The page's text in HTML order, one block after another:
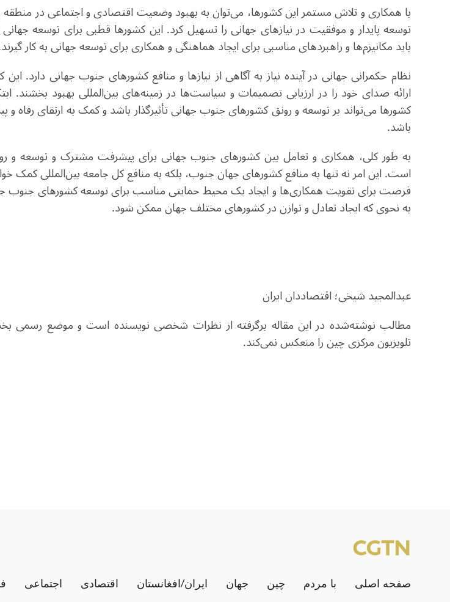
با همکاری و تلاش مستمر این کشورها، می‌توان به بهبود وضعیت اقتصادی و اجتماعی در
توسعه پایدار و موفقیت در نیازهای جهانی را تسهیل کرد. این کشورها قطبی برای توسعه
باید مکانیزم‌ها و راهبردهای مناسبی برای ایجاد هماهنگی و همکاری برای توسعه جهانی به کار گیرند
نظام حکمرانی جهانی در آینده نیاز به آگاهی از نیازها و منافع کشورهای جنوب جهانی دارد. این
ارائه صدای خود را در ارزیابی تصمیمات و سیاست‌ها در زمینه‌های بین‌المللی بهبود بخشند.
کشورها می‌تواند بر توسعه و رونق کشورهای جنوب جهانی تأثیرگذار باشد و کمک به ارتقای رفاه
باشد.
به طور کلی، همکاری و تعامل بین کشور‌های جنوب جهانی برای پیشرفت مشترک و توسعه و
است. این امر نه تنها به منافع کشورهای جهان جنوب، بلکه به منافع کل جامعه بین‌المللی کمک
فرصت برای تقویت همکاری‌ها و ایجاد یک محیط حمایتی مناسب برای توسعه کشورهای جنوب
به نحوی که ایجاد تعادل و توازن در کشورهای مختلف جهان ممکن شود.‌‌‌
عبدالمجید شیخی؛ اقتصاددان ایران
مطالب نوشته‌شده در این مقاله برگرفته از نظرات شخصی نویسنده است و موضع رسمی
تلویزیون مرکزی چین را منعکس نمی‌کند.
صفحه اصلی با مردم چین جهان ایران/افغانستان اقتصادی اجتماعی